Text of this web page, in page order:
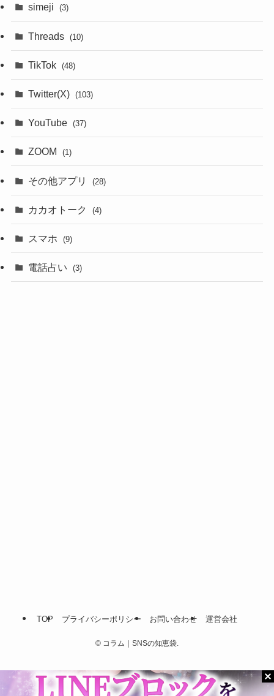
simeji (3)
Threads (10)
TikTok (48)
Twitter(X) (103)
YouTube (37)
ZOOM (1)
その他アプリ (28)
カカオトーク (4)
スマホ (9)
電話占い (3)
TOP プライバシーポリシー お問い合わせ 運営会社
© コラム｜SNSの知恵袋.